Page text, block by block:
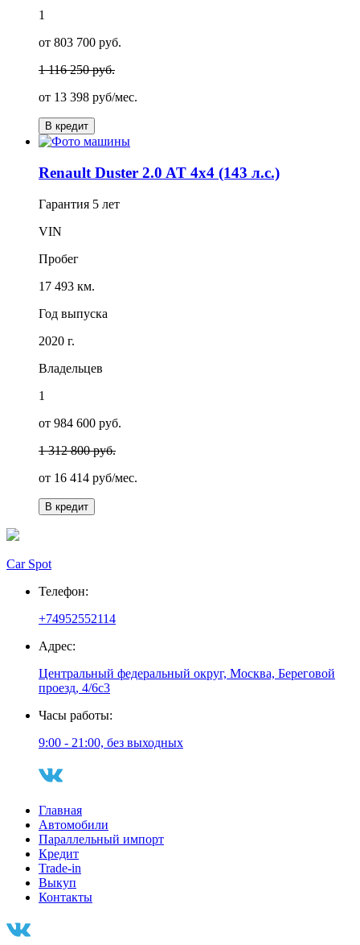
1
от 803 700 руб.
1 116 250 руб.
от 13 398 руб/мес.
В кредит
Renault Duster 2.0 AT 4x4 (143 л.с.)
Гарантия 5 лет
VIN
Пробег
17 493 км.
Год выпуска
2020 г.
Владельцев
1
от 984 600 руб.
1 312 800 руб.
от 16 414 руб/мес.
В кредит
Car Spot
Телефон:
+74952552114
Адрес:
Центральный федеральный округ, Москва, Береговой
проезд, 4/6с3
Часы работы:
9:00 - 21:00, без выходных
Главная
Автомобили
Параллельный импорт
Кредит
Trade-in
Выкуп
Контакты